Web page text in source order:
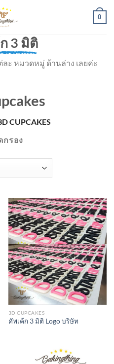
0
3 มิติ
ละ หมวดหมู่ ด้านล่าง เลยค่ะ
CUPCAKES
กรอง
3D CUPCAKES
คัพเค้ก 3 มิติ Logo บริษัท